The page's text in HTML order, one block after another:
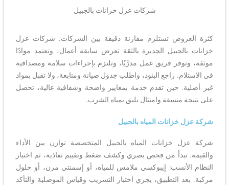
شركات عزل خزانات بالجبيل
كثرة العروض تستلزم مقارنة دقيقة بين الشركات. شركات عزل
خزانات بالجبيل الجديرة بالثقة تعرض سابقة أعمال، وتعتمد موادًا
موثقة، وتوفر فريق عمل مدرَّبًا، وتلتزم بإجراءات سلامة ومصداقية
في الاستلام. راجع البنود، واطلب جدول صيانة ومتابعة، ولا تقبل بمواد
غير أصلية. حين تقدم خدمة بمعايير واضحة وشفافية عالية، تحصل
على نتيجة متسقة وامتثال يليق بمياه الشرب.
شركة عزل خزانات المياه بالجبيل
شركة عزل خزانات المياه بالجبيل المتخصصة توازن بين الأداء
والقيمة. تبدأ من فحص بصري وكشف ضغط وتقييم نفاذية، ثم اختيار
النظام الأنسب: إيبوكسي ملامس للمياه، أو إسمنتي مرن، أو حلول
مركبة. بعد التطبيق، يجري اختبار التسريب وقياس الموصلية والتأكد